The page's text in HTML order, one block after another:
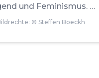
und Feminismus.
© Steffen Boeckh